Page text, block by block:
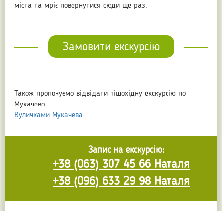
міста та мріє повернутися сюди ще раз.
Замовити екскурсію
Також пропонуємо відвідати пішохідну екскурсію по
Мукачево:
Вуличками Мукачева
Запис на екскурсію:
+38 (063) 307 45 66 Наталя
+38 (096) 633 29 98 Наталя